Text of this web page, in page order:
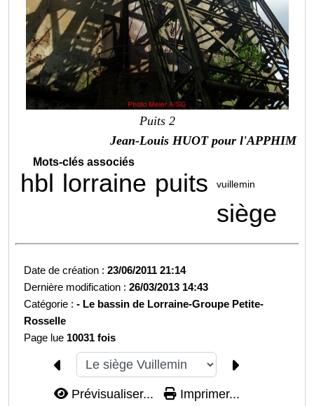
Puits 2
Jean-Louis HUOT pour l'APPHIM
Mots-clés associés
hbl lorraine puits vuillemin
siège
Date de création :23/06/2011 21:14
Dernière modification :26/03/2013 14:43
Catégorie :- Le bassin de Lorraine-Groupe Petite-
Rosselle
Page lue 10031 fois
Prévisualiser... Imprimer...